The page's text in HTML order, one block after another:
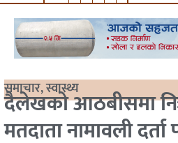
समाचार,स्वास्थ्य
दैलेखको आठबीसमा
मतदाता नामावली